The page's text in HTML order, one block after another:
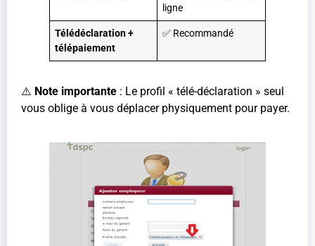
ligne
Télédéclaration +
télépaiement
✅ Recommandé
⚠️ Note importante : Le profil « télé-déclaration » seul
vous oblige à vous déplacer physiquement pour payer.